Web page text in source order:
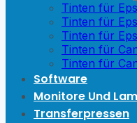
Tinten für
Tinten für
Tinten für
Tinten für
Tinten für
Software
Monitore Und
Transferpressen